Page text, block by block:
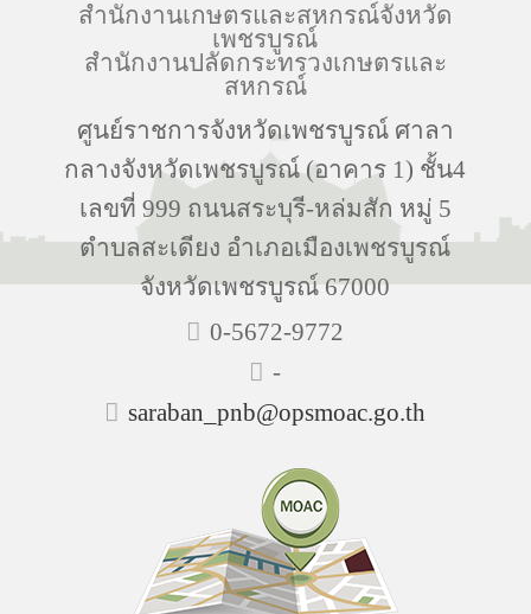
สำนักงานเกษตรและสหกรณ์จังหวัด
เพชรบูรณ์
สำนักงานปลัดกระทรวงเกษตรและ
สหกรณ์
ศูนย์ราชการจังหวัดเพชรบูรณ์ ศาลา
กลางจังหวัดเพชรบูรณ์ (อาคาร 1) ชั้น4
เลขที่ 999 ถนนสระบุรี-หล่มสัก หมู่ 5
ตำบลสะเดียง อำเภอเมืองเพชรบูรณ์
จังหวัดเพชรบูรณ์ 67000
0-5672-9772
-
saraban_pnb@opsmoac.go.th